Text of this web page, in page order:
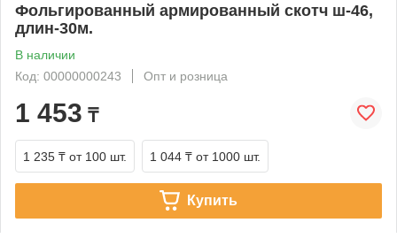
Фольгированный армированный скотч ш-46,
длин-30м.
В наличии
Код: 00000000243
Опт и розница
1 453 ₸
1 235 ₸ от 100 шт. 1 044 ₸ от 1000 шт.
Купить